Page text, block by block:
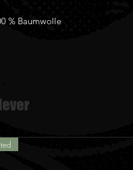
% Baumwolle